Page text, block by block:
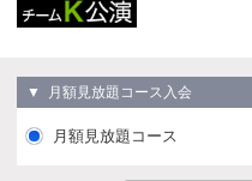
▼ 月額見放題コース入会
月額見放題コース